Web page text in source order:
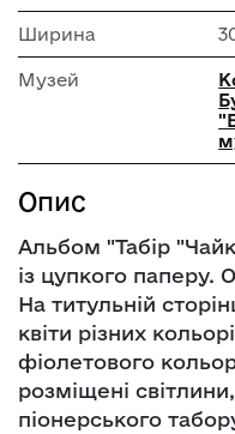
Ширина
Музей
Опис
Альбом "Табір
із цупкого паперу.
На титульній
квіти різних
фіолетового
розміщені
піонерського